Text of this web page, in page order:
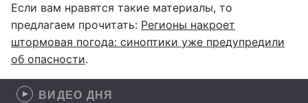
Если вам нравятся такие материалы, то
предлагаем прочитать: Регионы накроет
штормовая погода: синоптики уже предупредили
об опасности.
ВИДЕО ДНЯ